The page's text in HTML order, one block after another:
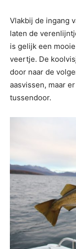
Vlakbij de ingang
laten de
is gelijk een
veertje. De
door naar de
aasvissen, maar
tussendoor.